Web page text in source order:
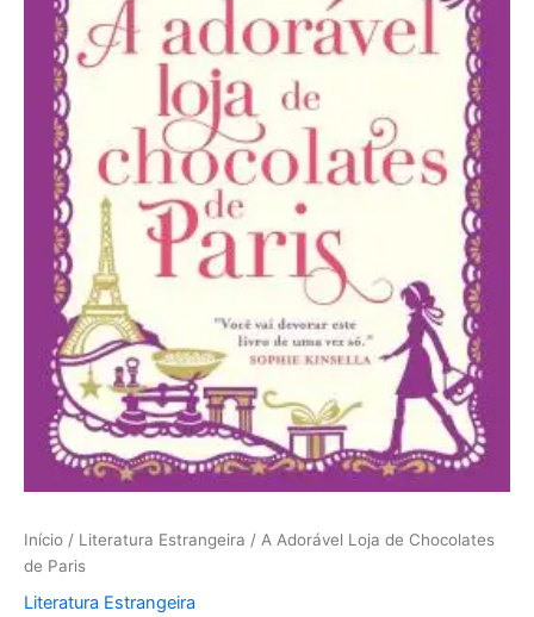
Início / Literatura Estrangeira / A Adorável Loja de Chocolates
de Paris
Literatura Estrangeira